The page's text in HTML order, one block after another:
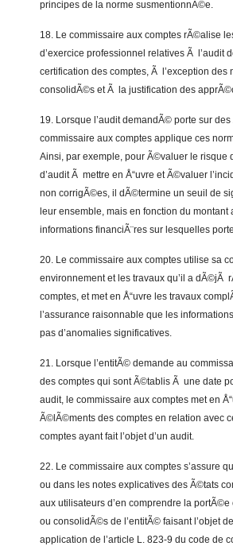
principes de la norme susmentionnÃ©e.
18. Le commissaire aux comptes rÃ©alise
d’exercice professionnel relatives Ã
certification des comptes, Ã l’exception
consolidÃ©s et Ã la justification des
19. Lorsque l’audit demandÃ© porte sur
commissaire aux comptes applique ces
Ainsi, par exemple, pour Ã©valuer le risque
d’audit Ã mettre en Å“uvre et Ã©valuer
non corrigÃ©es, il dÃ©termine un seuil de
leur ensemble, mais en fonction du
informations financiÃ¨res sur lesquelles
20. Le commissaire aux comptes utilise sa
environnement et les travaux qu’il a dÃ©jÃ
comptes, et met en Å“uvre les travaux
l’assurance raisonnable que les
pas d’anomalies significatives.
21. Lorsque l’entitÃ© demande au
des comptes qui sont Ã©tablis Ã une date
audit, le commissaire aux comptes met en
Ã©lÃ©ments des comptes en relation avec
comptes ayant fait l’objet d’un audit.
22. Le commissaire aux comptes s’assure
ou dans les notes explicatives des Ã©tats
aux utilisateurs d’en comprendre la
ou consolidÃ©s de l’entitÃ© faisant l’objet
application de l’article L. 823-9 du code de